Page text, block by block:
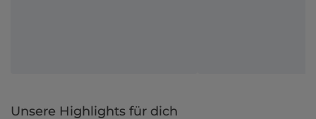
Unsere Highlights für dich